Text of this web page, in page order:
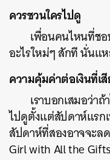
ควรชวนใครไปดู
เพื่อนคนไหนที่ช
อะไรใหม่ๆ สักที นั่น
ความคุ้มค่าต่อเงินที่เ
เราบอกเสมอว่า
ไปดูตั้งแต่สัปดาห์แรก
สัปดาห์ที่สองอาจจะล
Girl with All the